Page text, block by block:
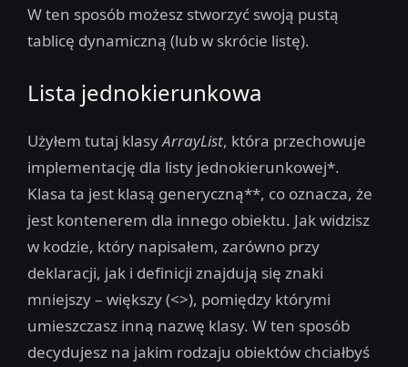
W ten sposób możesz stworzyć swoją pustą
tablicę dynamiczną (lub w skrócie listę).
Lista jednokierunkowa
Użyłem tutaj klasyArrayList, która przechowuje
implementację dla listy jednokierunkowej*.
Klasa ta jest klasą generyczną**, co oznacza, że
jest kontenerem dla innego obiektu. Jak widzisz
w kodzie, który napisałem, zarówno przy
deklaracji, jak i definicji znajdują się znaki
mniejszy – większy (<>), pomiędzy którymi
umieszczasz inną nazwę klasy. W ten sposób
decydujesz na jakim rodzaju obiektów chciałbyś